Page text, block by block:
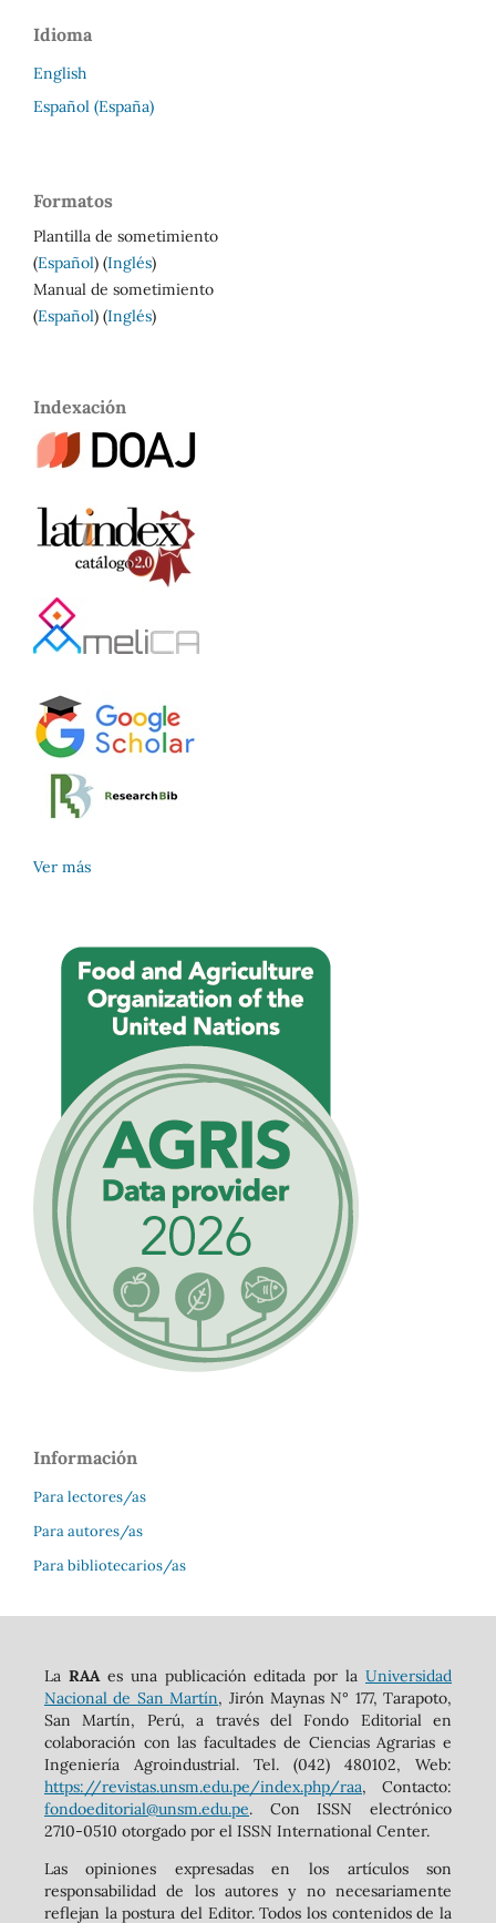
Idioma
English
Español (España)
Formatos
Plantilla de sometimiento
(Español) (Inglés)
Manual de sometimiento
(Español) (Inglés)
Indexación
Ver más
Información
Para lectores/as
Para autores/as
Para bibliotecarios/as
La RAAes una publicación editada por laUniversidad
Nacional de San Martín, Jirón Maynas N° 177, Tarapoto,
San Martín, Perú, a través del Fondo Editorial en
colaboración con las facultades de Ciencias Agrarias e
Ingeniería Agroindustrial. Tel. (042) 480102, Web:
https://revistas.unsm.edu.pe/index.php/raa, Contacto:
fondoeditorial@unsm.edu.pe. Con ISSN electrónico
2710-0510 otorgado por el ISSN International Center.
Las opiniones expresadas en los artículos son
responsabilidad de los autores y no necesariamente
reflejan la postura del Editor. Todos los contenidos de la